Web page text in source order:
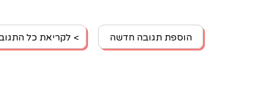
הוספת תגובה חדשה > לקריאת כל